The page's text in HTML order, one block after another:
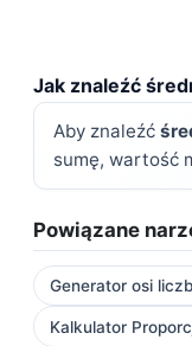
Jak znaleźć
Aby znaleźć
sumę, wartość
Powiązane
Generator osi
Kalkulator